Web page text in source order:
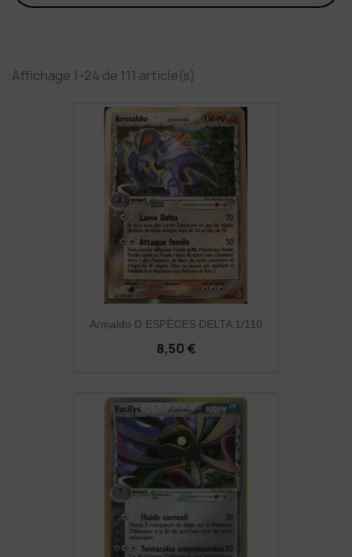
Affichage 1-24 de 111 article(s)
Armaldo D ESPÈCES DELTA 1/110
8,50 €